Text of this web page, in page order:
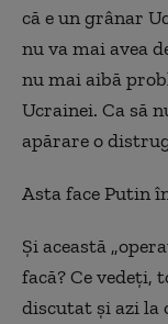
că e un grânar
nu va mai avea
nu mai aibă
Ucrainei. Ca să
apărare o
Asta face Putin
Și această
facă? Ce vedeți,
discutat și azi la